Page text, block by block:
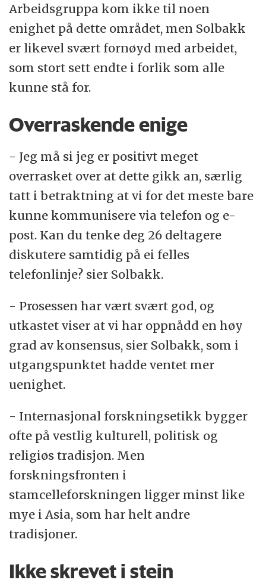
Arbeidsgruppa kom ikke til noen
enighet på dette området, men Solbakk
er likevel svært fornøyd med arbeidet,
som stort sett endte i forlik som alle
kunne stå for.
Overraskende enige
- Jeg må si jeg er positivt meget
overrasket over at dette gikk an, særlig
tatt i betraktning at vi for det meste bare
kunne kommunisere via telefon og e-
post. Kan du tenke deg 26 deltagere
diskutere samtidig på ei felles
telefonlinje? sier Solbakk.
- Prosessen har vært svært god, og
utkastet viser at vi har oppnådd en høy
grad av konsensus, sier Solbakk, som i
utgangspunktet hadde ventet mer
uenighet.
- Internasjonal forskningsetikk bygger
ofte på vestlig kulturell, politisk og
religiøs tradisjon. Men
forskningsfronten i
stamcelleforskningen ligger minst like
mye i Asia, som har helt andre
tradisjoner.
Ikke skrevet i stein